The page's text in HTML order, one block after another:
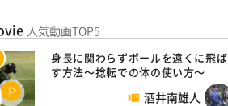
人気動画TOP5
身長に関わらずボールを遠くに飛ば
す方法～捻転での体の使い方～
酒井南雄人